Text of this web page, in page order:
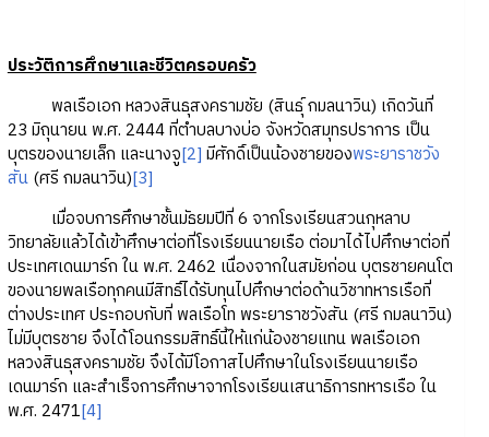
ประวัติการศึกษาและชีวิตครอบครัว
พลเรือเอก หลวงสินธุสงครามชัย (สินธุ์ กมลนาวิน) เกิดวันที่
23 มิถุนายน พ.ศ. 2444 ที่ตำบลบางบ่อ จังหวัดสมุทรปราการ เป็น
บุตรของนายเล็ก และนางจู[2] มีศักดิ์เป็นน้องชายของพระยาราชวัง
สัน(ศรี กมลนาวิน)[3]
เมื่อจบการศึกษาชั้นมัธยมปีที่ 6 จากโรงเรียนสวนกุหลาบ
วิทยาลัยแล้วได้เข้าศึกษาต่อที่โรงเรียนนายเรือ ต่อมาได้ไปศึกษาต่อที่
ประเทศเดนมาร์ก ใน พ.ศ. 2462 เนื่องจากในสมัยก่อน บุตรชายคนโต
ของนายพลเรือทุกคนมีสิทธิ์ได้รับทุนไปศึกษาต่อด้านวิชาทหารเรือที่
ต่างประเทศ ประกอบกับที่ พลเรือโท พระยาราชวังสัน (ศรี กมลนาวิน)
ไม่มีบุตรชาย จึงได้โอนกรรมสิทธิ์นี้ให้แก่น้องชายแทน พลเรือเอก
หลวงสินธุสงครามชัย จึงได้มีโอกาสไปศึกษาในโรงเรียนนายเรือ
เดนมาร์ก และสำเร็จการศึกษาจากโรงเรียนเสนาธิการทหารเรือ ใน
พ.ศ. 2471[4]